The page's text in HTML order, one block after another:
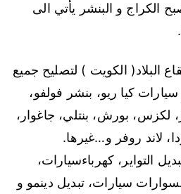
الكراج و البنشر يأتي الى
البلاد( الكويت ) لتصليح جميع
كيا ريو، بنشر فولفو،
لكزس، بورش، بنتلي، جاغوار،
لاند روفر و…غيرها.
التواير، كهرباءسيارات،
سيارات، تبديل دينمو و